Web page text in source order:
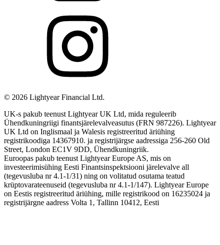
© 2026 Lightyear Financial Ltd.
UK-s pakub teenust Lightyear UK Ltd, mida reguleerib
Ühendkuningriigi finantsjärelevalveasutus (FRN 987226). Lightyear
UK Ltd on Inglismaal ja Walesis registreeritud äriühing
registrikoodiga 14367910. ja registrijärgse aadressiga 256-260 Old
Street, London EC1V 9DD, Ühendkuningriik.
Euroopas pakub teenust Lightyear Europe AS, mis on
investeerimisühing Eesti Finantsinspektsiooni järelevalve all
(tegevusluba nr 4.1-1/31) ning on volitatud osutama teatud
krüptovarateenuseid (tegevusluba nr 4.1-1/147). Lightyear Europe
on Eestis registreeritud äriühing, mille registrikood on 16235024 ja
registrijärgne aadress Volta 1, Tallinn 10412, Eesti